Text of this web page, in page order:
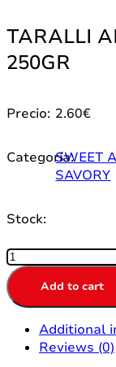
TARALLI
250GR
Precio: 2.60€
Categoría:SWEET
SAVORY
Stock:
TARALLI
AL
PEPERONCINO
250GR
quantity
Add to cart
Additional
Reviews (0)